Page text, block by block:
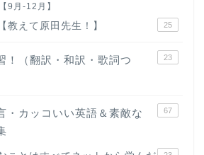
9月-12月】
教えて原田先生！】 25
！（翻訳・和訳・歌詞つ
23
・カッコいい英語＆素敵な
67